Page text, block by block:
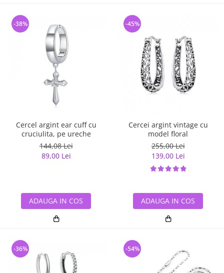
Cercel argint ear cuff cu
cruciulita, pe ureche
144,08 Lei
89,00 Lei
-38%
ADAUGA IN COS
Cercei argint vintage cu
model floral
255,00 Lei
139,00 Lei
-45%
ADAUGA IN COS
-36% -54%